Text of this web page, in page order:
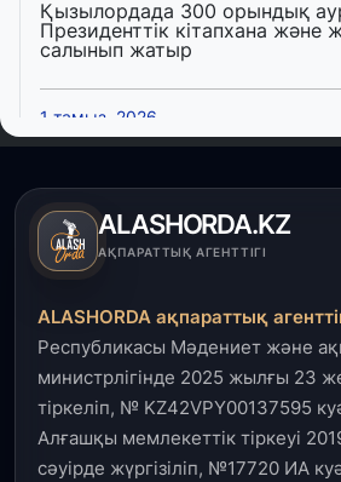
Қызылордада 300 орындық
Президенттік кітапхана және
салынып жатыр
1 тамыз, 2026
Кинопоиск Қазақстан
31 шілде, 2026
Ақмола облысындағы
31 шілде, 2026
ҚР Президенті Орталық Азия
ұзақмерзімді ынтымақтастық
ұсынды
ALASHORDA.KZ
АҚПАРАТТЫҚ АГЕНТТІГІ
ALASHORDA ақпараттық
Республикасы Мәдениет және
министрлігінде 2025 жылғы 23
тіркеліп, № KZ42VPY00137595
Алғашқы мемлекеттік тіркеуі
сәуірде жүргізіліп, №17720 ИА